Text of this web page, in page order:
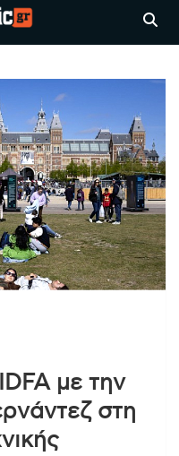
τη
Ελλάδα και
με την
στη